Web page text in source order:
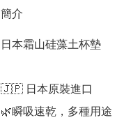
簡介
日本霜山硅藻土杯墊
🇯🇵 日本原裝進口
🌿瞬吸速乾，多種用途